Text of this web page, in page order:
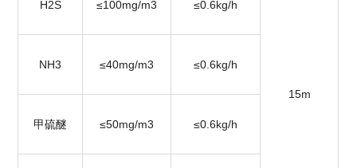
H2S ≤100mg/m3 ≤0.6kg/h
15m
NH3 ≤40mg/m3 ≤0.6kg/h
甲硫醚 ≤50mg/m3 ≤0.6kg/h